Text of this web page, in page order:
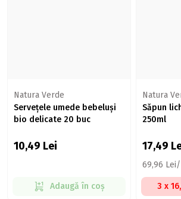
Natura Verde
Servețele umede bebeluși
bio delicate 20 buc
10,49 Lei
Adaugă în coș
Natura
Săpun
250ml
17,49
69,96
3 x